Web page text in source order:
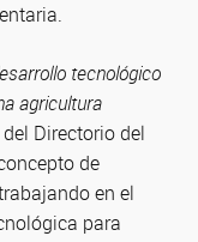
tecnológico
agricultura
Directorio del
de
en el
para